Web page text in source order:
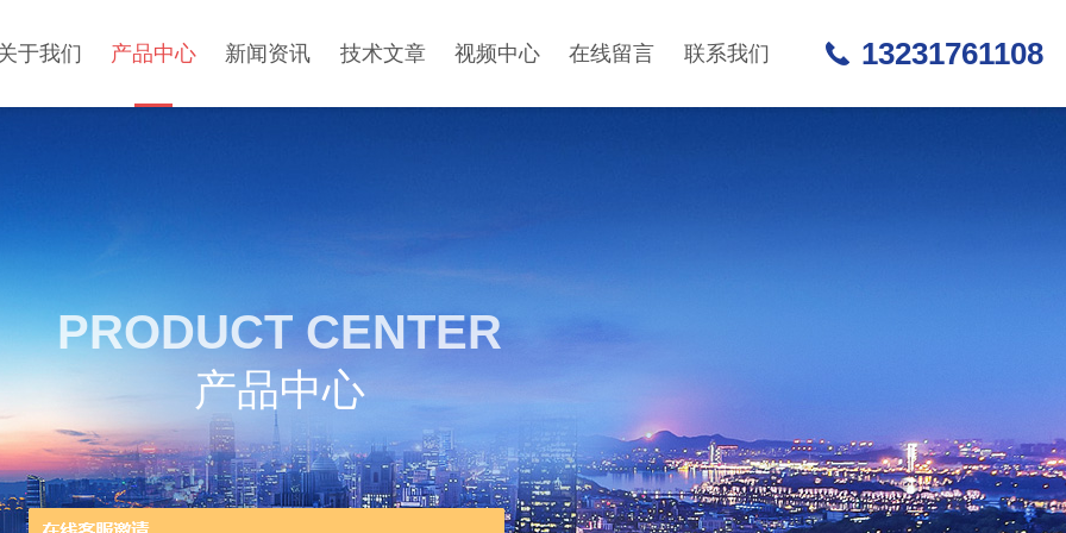
于我们 产品中心 新闻资讯 技术文章 视频中心 在线留言 联系我们 13231761108
PRODUCT CENTER
产品中心